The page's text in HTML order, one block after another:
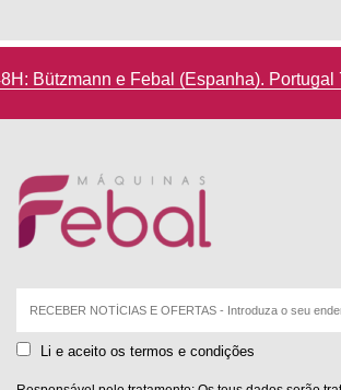
Devoluções até 14 dias
Correio
eletrónico:
Li e aceito os termos e condições